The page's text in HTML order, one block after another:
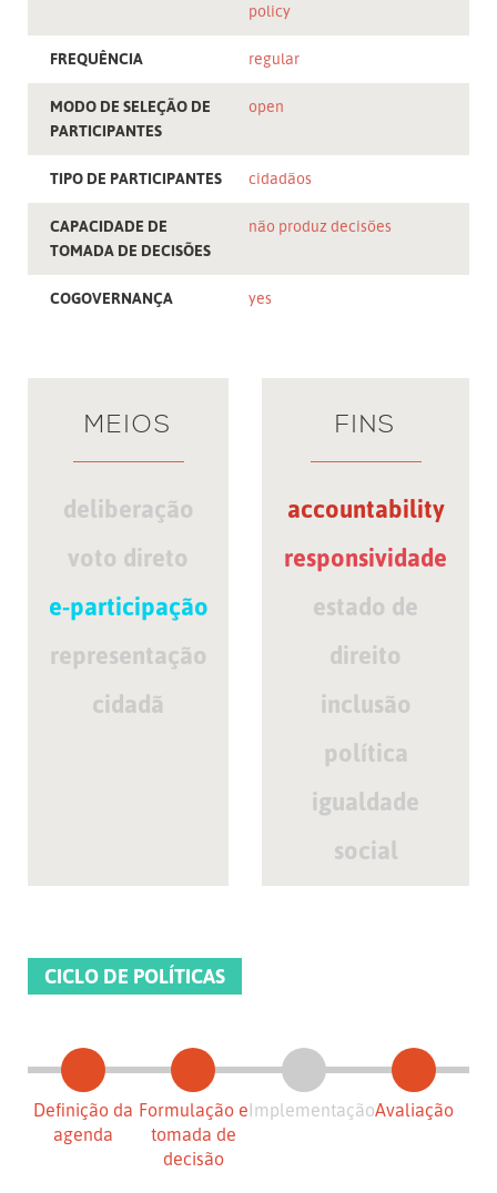
policy
FREQUÊNCIA regular
MODO DE SELEÇÃO DE
PARTICIPANTES
open
TIPO DE PARTICIPANTES cidadãos
CAPACIDADE DE
TOMADA DE DECISÕES
não produz decisões
COGOVERNANÇA yes
MEIOS
deliberação
voto direto
e-participação
representação
cidadã
FINS
accountability
responsividade
estado de
direito
inclusão
política
igualdade
social
CICLO DE POLÍTICAS
Definição da
agenda
Formulação e
tomada de
decisão
ImplementaçãoAvaliação